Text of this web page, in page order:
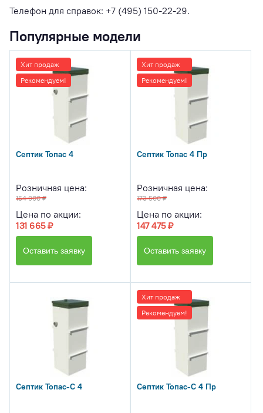
Телефон для справок: +7 (495) 150-22-29.
Популярные модели
Хит продаж
Рекомендуем!
Септик Топас 4
Розничная цена:
154 900 ₽
Цена по акции:
131 665 ₽
Оставить заявку
Хит продаж
Рекомендуем!
Септик Топас 4 Пр
Розничная цена:
173 500 ₽
Цена по акции:
147 475 ₽
Оставить заявку
Септик Топас-С 4
Хит продаж
Рекомендуем!
Септик Топас-С 4 Пр